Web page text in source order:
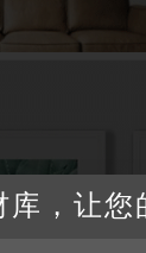
库，让您